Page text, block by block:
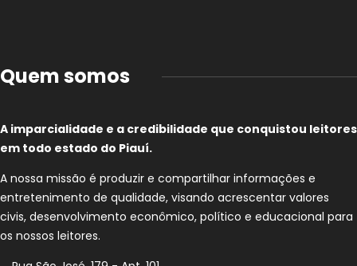
Quem somos
A imparcialidade e a credibilidade que conquistou leitores
em todo estado do Piauí.
A nossa missão é produzir e compartilhar informações e
entretenimento de qualidade, visando acrescentar valores
civis, desenvolvimento econômico, político e educacional para
os nossos leitores.